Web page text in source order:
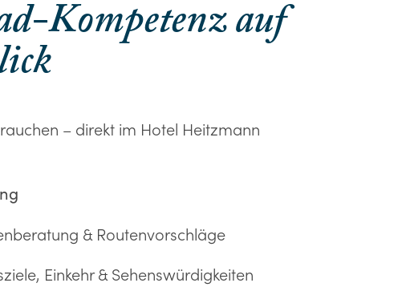
Kompetenz auf
– direkt im Hotel Heitzmann
& Routenvorschläge
Einkehr & Sehenswürdigkeiten